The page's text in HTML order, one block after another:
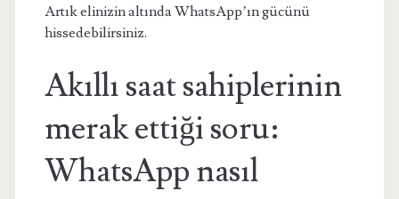
Artık elinizin altında WhatsApp’ın gücünü
hissedebilirsiniz.
Akıllı saat sahiplerinin
merak ettiği soru:
WhatsApp nasıl